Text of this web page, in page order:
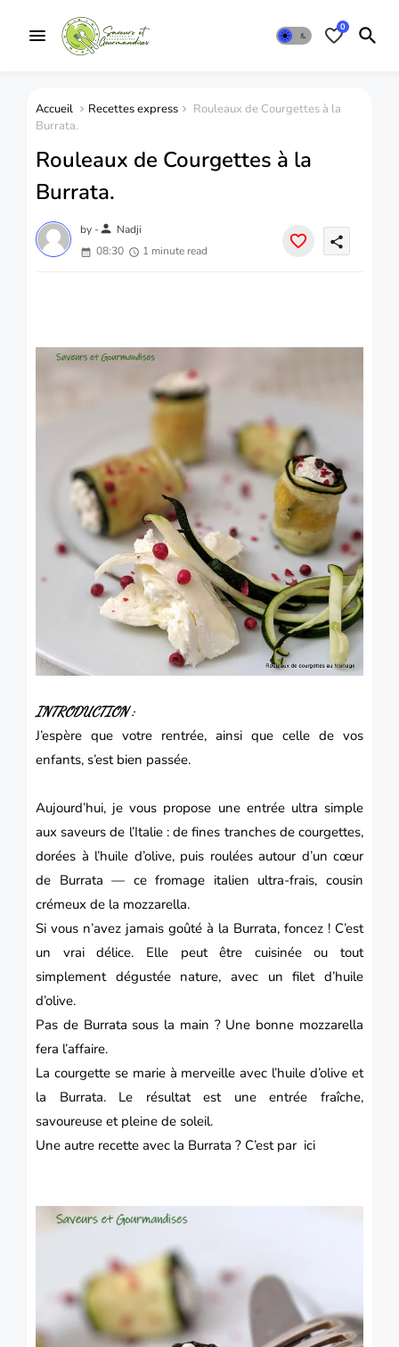
0
Accueil Recettes express
Rouleaux de Courgettes à la
Burrata.
Rouleaux de Courgettes à la
Burrata.
by -person Nadji
08:30
1 minute read
share
INTRODUCTION :
J’espère que votre rentrée, ainsi que celle de vos
enfants, s’est bien passée.
Aujourd’hui, je vous propose une entrée ultra simple
aux saveurs de l’Italie : de fines tranches de courgettes,
dorées à l’huile d’olive, puis roulées autour d’un cœur
de Burrata — ce fromage italien ultra-frais, cousin
crémeux de la mozzarella.
Si vous n’avez jamais goûté à la Burrata, foncez ! C’est
un vrai délice. Elle peut être cuisinée ou tout
simplement dégustée nature, avec un filet d’huile
d’olive.
Pas de Burrata sous la main ? Une bonne mozzarella
fera l’affaire.
La courgette se marie à merveille avec l’huile d’olive et
la Burrata. Le résultat est une entrée fraîche,
savoureuse et pleine de soleil.
Une autre recette avec la Burrata ? C’est par ici